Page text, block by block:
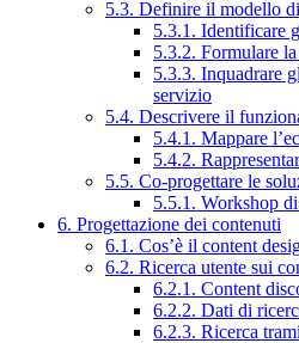
5.3. Definire il modello
5.3.1. Identificare
5.3.2. Formulare
5.3.3. Inquadrare
servizio
5.4. Descrivere il
5.4.1. Mappare
5.4.2.
5.5. Co-progettare le
5.5.1. Workshop
6. Progettazione dei contenuti
6.1. Cos’è il content
6.2. Ricerca utente sui
6.2.1. Content
6.2.2. Dati di
6.2.3. Ricerca